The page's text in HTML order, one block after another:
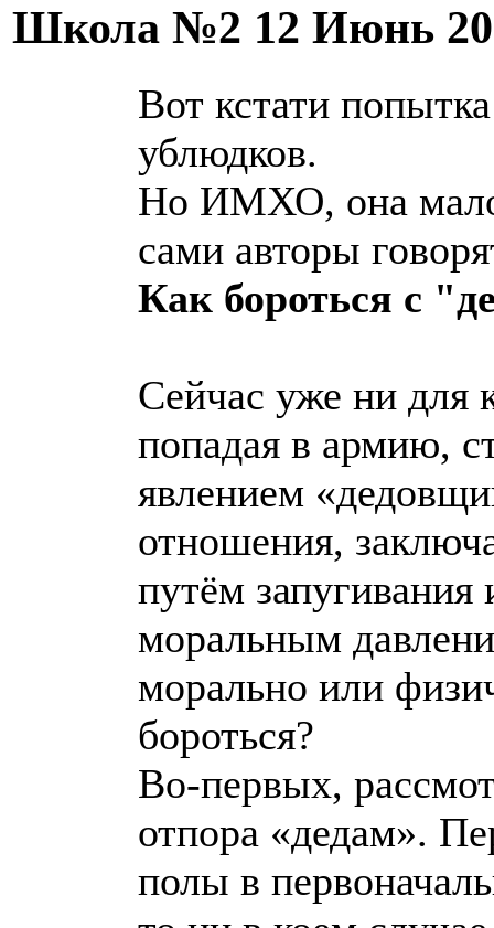
Школа №2 12 Июнь
Вот кстати
ублюдков.
Но ИМХО, она
сами авторы
Как бороться с
Сейчас уже ни для
попадая в армию,
явлением
отношения,
путём
моральным
морально или
бороться?
Во-первых,
отпора «дедам».
полы в